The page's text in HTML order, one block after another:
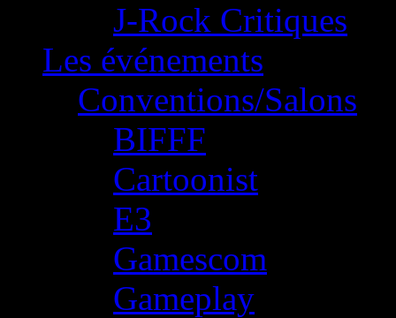
J-Rock Critiques
Les événements
Conventions/Salons
BIFFF
Cartoonist
E3
Gamescom
Gameplay